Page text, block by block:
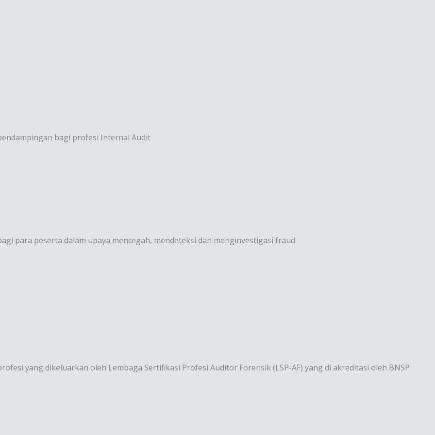
bagi profesi Internal Audit
para peserta dalam upaya mencegah, mendeteksi dan menginvestigasi fraud
yang dikeluarkan oleh Lembaga Sertifikasi Profesi Auditor Forensik (LSP-AF) yang di akreditasi oleh BNSP